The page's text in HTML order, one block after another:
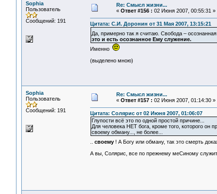
Sophia
Пользователь
Сообщений: 191
Re: Смысл жизни...
« Ответ #156 : 02 Июня 2007, 00:55:31 »
Цитата: С.И. Доронин от 31 Мая 2007, 13:15:21
Да, примерно так я считаю. Свобода –
это и есть осознанное Ему служение.
Именно
(выделено мною)
Sophia
Пользователь
Сообщений: 191
Re: Смысл жизни...
« Ответ #157 : 02 Июня 2007, 01:14:30 »
Цитата: Солярис от 02 Июня 2007, 01:06:07
Глупости всё это по одной простой причине...
Для человека НЕТ бога, кроме того, которого он
своему обману..., не более...
своему ! А Богу или обману, так это смерть
А вы, Солярис, все по прежнему меСиному